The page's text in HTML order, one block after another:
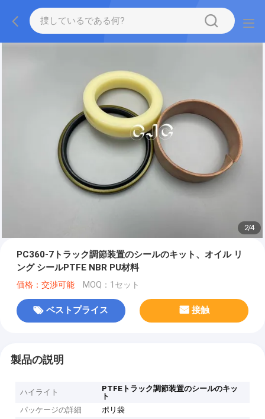
2/4
PC360-7トラック調節装置のシールのキット、オイル リ
ング シールPTFE NBR PU材料
価格：交渉可能 MOQ：1セット
ベストプライス 接触
製品の説明
ハイライト
PTFEトラック調節装置のシールのキッ
ト
パッケージの詳細
ポリ袋